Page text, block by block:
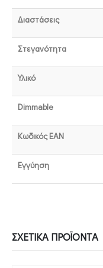
Διαστάσεις
Στεγανότητα
Υλικό
Dimmable
Κωδικός EAN
Εγγύηση
ΣΧΕΤΙΚΆ ΠΡΟΪΌΝΤΑ